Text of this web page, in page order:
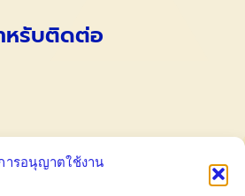
ารอนุญาตใช้งาน
หรับติดต่อ